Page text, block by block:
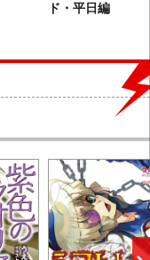
ド・平日編